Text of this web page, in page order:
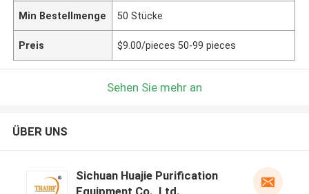
Min Bestellmenge 50 Stücke
Preis $9.00/pieces 50-99 pieces
Sehen Sie mehr an
ÜBER UNS
Sichuan Huajie Purification